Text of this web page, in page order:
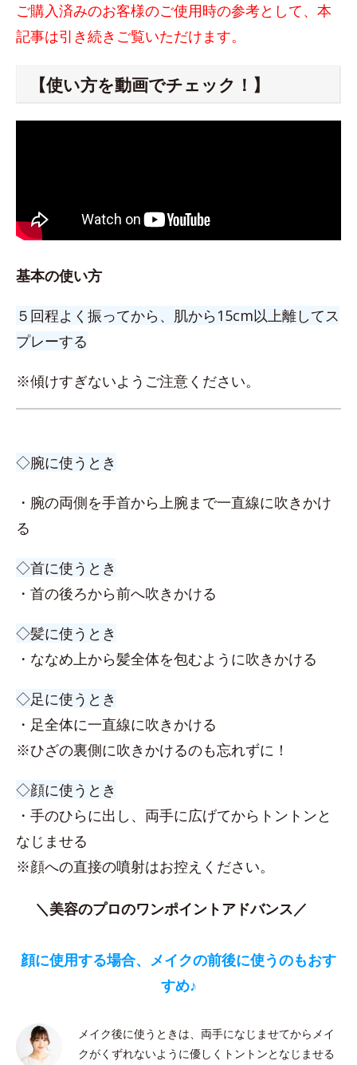
ご購入済みのお客様のご使用時の参考として、本
記事は引き続きご覧いただけます。
【使い方を動画でチェック！】
基本の使い方
５回程よく振ってから、肌から15cm以上離してス
プレーする
※傾けすぎないようご注意ください。
◇腕に使うとき
・腕の両側を手首から上腕まで一直線に吹きかけ
る
◇首に使うとき
・首の後ろから前へ吹きかける
◇髪に使うとき
・ななめ上から髪全体を包むように吹きかける
◇足に使うとき
・足全体に一直線に吹きかける
※ひざの裏側に吹きかけるのも忘れずに！
◇顔に使うとき
・手のひらに出し、両手に広げてからトントンと
なじませる
※顔への直接の噴射はお控えください。
＼美容のプロのワンポイントアドバンス／
顔に使用する場合、メイクの前後に使うのもおす
すめ♪
メイク後に使うときは、両手になじませてからメイ
クがくずれないように優しくトントンとなじませる